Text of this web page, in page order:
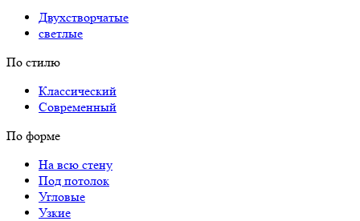
Двухстворчатые
светлые
По стилю
Классический
Современный
По форме
На всю стену
Под потолок
Угловые
Узкие